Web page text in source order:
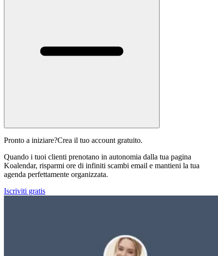
Pronto a iniziare?Crea il tuo account gratuito.
Quando i tuoi clienti prenotano in autonomia dalla tua pagina
Koalendar, risparmi ore di infiniti scambi email e mantieni la tua
agenda perfettamente organizzata.
Iscriviti gratis